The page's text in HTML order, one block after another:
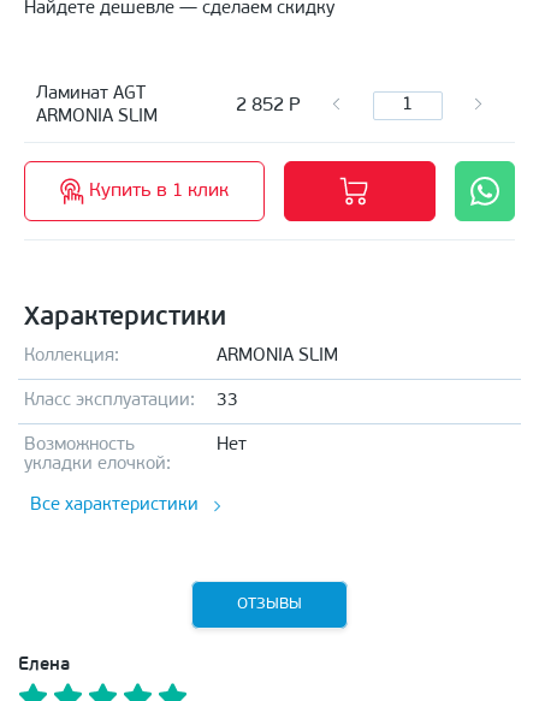
Найдете дешевле — сделаем скидку
Ламинат AGT
ARMONIA SLIM
2 852 Р
Купить в 1 клик
Характеристики
Коллекция: ARMONIA SLIM
Класс эксплуатации: 33
Возможность
укладки елочкой:
Нет
Все характеристики
ОТЗЫВЫ
Елена